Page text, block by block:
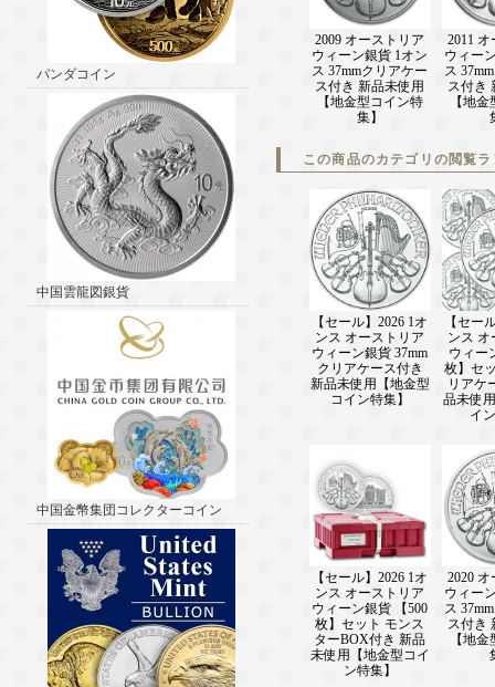
パンダコイン
中国雲龍図銀貨
中国金幣集団コレクターコイン
2009 オーストリア
ウィーン銀貨 1オン
ス 37mmクリアケー
ス付き 新品未使用
【地金型コイン特
集】
2011
ウィー
ス
ス付き
【地
この商品のカテゴリの閲覧
【セール】2026 1オ
ンス オーストリア
ウィーン銀貨 37mm
クリアケース付き
新品未使用【地金型
コイン特集】
【セー
ンス オ
ウィー
枚】セ
リアケ
品未使
イ
【セール】2026 1オ
ンス オーストリア
ウィーン銀貨 【500
枚】セット モンス
ターBOX付き 新品
未使用【地金型コイ
ン特集】
2020
ウィー
ス
ス付き
【地